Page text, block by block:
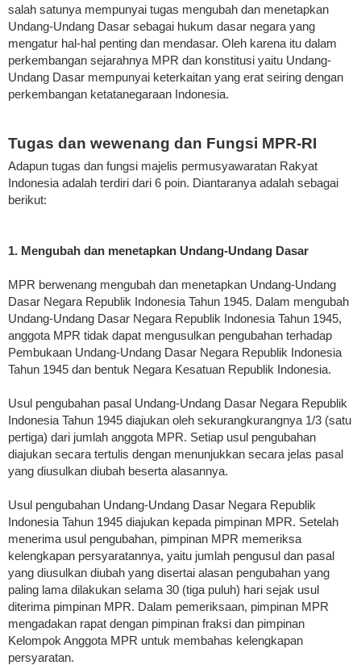
salah satunya mempunyai tugas mengubah dan menetapkan
Undang-Undang Dasar sebagai hukum dasar negara yang
mengatur hal-hal penting dan mendasar. Oleh karena itu dalam
perkembangan sejarahnya MPR dan konstitusi yaitu Undang-
Undang Dasar mempunyai keterkaitan yang erat seiring dengan
perkembangan ketatanegaraan Indonesia.
Tugas dan wewenang dan Fungsi MPR-RI
Adapun tugas dan fungsi majelis permusyawaratan Rakyat
Indonesia adalah terdiri dari 6 poin. Diantaranya adalah sebagai
berikut:
1. Mengubah dan menetapkan Undang-Undang Dasar
MPR berwenang mengubah dan menetapkan Undang-Undang
Dasar Negara Republik Indonesia Tahun 1945. Dalam mengubah
Undang-Undang Dasar Negara Republik Indonesia Tahun 1945,
anggota MPR tidak dapat mengusulkan pengubahan terhadap
Pembukaan Undang-Undang Dasar Negara Republik Indonesia
Tahun 1945 dan bentuk Negara Kesatuan Republik Indonesia.
Usul pengubahan pasal Undang-Undang Dasar Negara Republik
Indonesia Tahun 1945 diajukan oleh sekurangkurangnya 1/3 (satu
pertiga) dari jumlah anggota MPR. Setiap usul pengubahan
diajukan secara tertulis dengan menunjukkan secara jelas pasal
yang diusulkan diubah beserta alasannya.
Usul pengubahan Undang-Undang Dasar Negara Republik
Indonesia Tahun 1945 diajukan kepada pimpinan MPR. Setelah
menerima usul pengubahan, pimpinan MPR memeriksa
kelengkapan persyaratannya, yaitu jumlah pengusul dan pasal
yang diusulkan diubah yang disertai alasan pengubahan yang
paling lama dilakukan selama 30 (tiga puluh) hari sejak usul
diterima pimpinan MPR. Dalam pemeriksaan, pimpinan MPR
mengadakan rapat dengan pimpinan fraksi dan pimpinan
Kelompok Anggota MPR untuk membahas kelengkapan
persyaratan.